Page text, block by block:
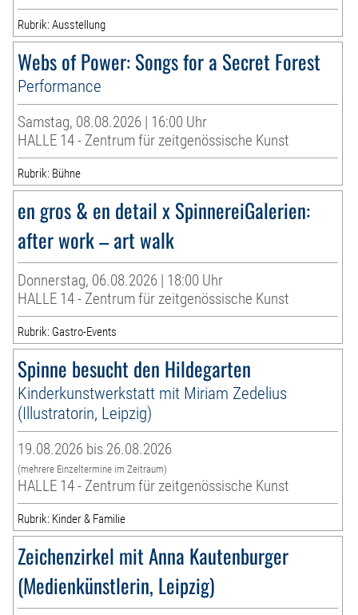
Rubrik: Ausstellung
Webs of Power: Songs for a Secret Forest
Performance
Samstag, 08.08.2026 | 16:00 Uhr
HALLE 14 - Zentrum für zeitgenössische Kunst
Rubrik: Bühne
en gros & en detail x SpinnereiGalerien:
after work – art walk
Donnerstag, 06.08.2026 | 18:00 Uhr
HALLE 14 - Zentrum für zeitgenössische Kunst
Rubrik: Gastro-Events
Spinne besucht den Hildegarten
Kinderkunstwerkstatt mit Miriam Zedelius
(Illustratorin, Leipzig)
19.08.2026 bis 26.08.2026
(mehrere Einzeltermine im Zeitraum)
HALLE 14 - Zentrum für zeitgenössische Kunst
Rubrik: Kinder & Familie
Zeichenzirkel mit Anna Kautenburger
(Medienkünstlerin, Leipzig)